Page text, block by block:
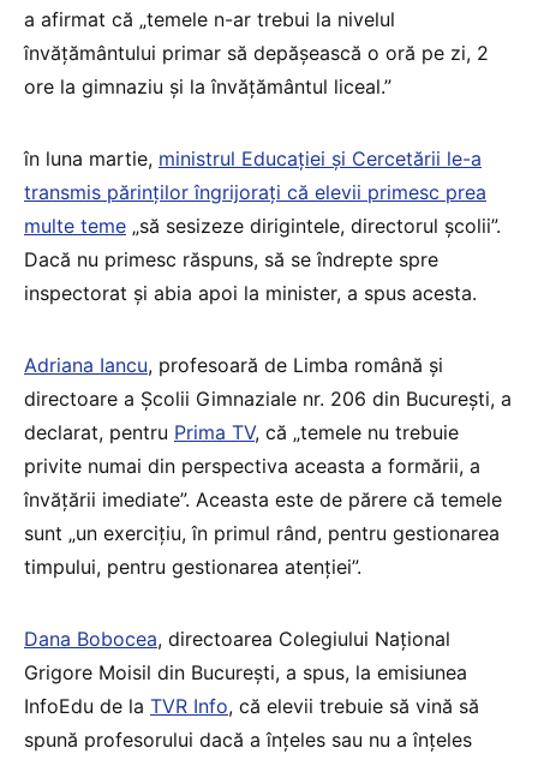
a afirmat că „temele n-ar trebui la nivelul
învățământului primar să depășească o oră pe zi, 2
ore la gimnaziu și la învățământul liceal.”
în luna martie, ministrul Educației și Cercetării le-a
transmis părinților îngrijorați că elevii primesc prea
multe teme „să sesizeze dirigintele, directorul școlii”.
Dacă nu primesc răspuns, să se îndrepte spre
inspectorat și abia apoi la minister, a spus acesta.
Adriana Iancu, profesoară de Limba română și
directoare a Școlii Gimnaziale nr. 206 din București, a
declarat, pentru Prima TV, că „temele nu trebuie
privite numai din perspectiva aceasta a formării, a
învățării imediate”. Aceasta este de părere că temele
sunt „un exercițiu, în primul rând, pentru gestionarea
timpului, pentru gestionarea atenției”.
Dana Bobocea, directoarea Colegiului Național
Grigore Moisil din București, a spus, la emisiunea
InfoEdu de la TVR Info, că elevii trebuie să vină să
spună profesorului dacă a înțeles sau nu a înțeles